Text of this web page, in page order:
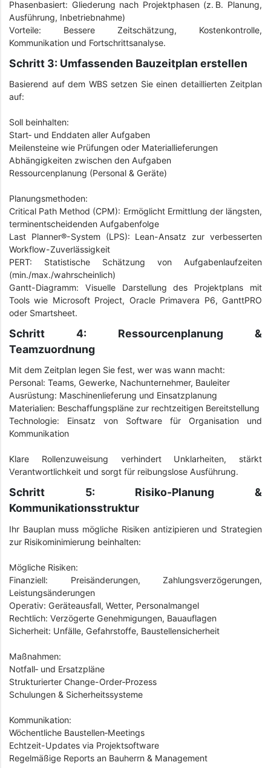
Phasenbasiert: Gliederung nach Projektphasen (z. B. Planung,
Ausführung, Inbetriebnahme)
Vorteile: Bessere Zeitschätzung, Kostenkontrolle,
Kommunikation und Fortschrittsanalyse.
Schritt 3: Umfassenden Bauzeitplan erstellen
Basierend auf dem WBS setzen Sie einen detaillierten Zeitplan
auf:
Soll beinhalten:
Start‑ und Enddaten aller Aufgaben
Meilensteine wie Prüfungen oder Materiallieferungen
Abhängigkeiten zwischen den Aufgaben
Ressourcenplanung (Personal & Geräte)
Planungsmethoden:
Critical Path Method (CPM): Ermöglicht Ermittlung der längsten,
terminentscheidenden Aufgabenfolge
Last Planner®-System (LPS): Lean-Ansatz zur verbesserten
Workflow-Zuverlässigkeit
PERT: Statistische Schätzung von Aufgabenlaufzeiten
(min./max./wahrscheinlich)
Gantt-Diagramm: Visuelle Darstellung des Projektplans mit
Tools wie Microsoft Project, Oracle Primavera P6, GanttPRO
oder Smartsheet.
Schritt 4: Ressourcenplanung &
Teamzuordnung
Mit dem Zeitplan legen Sie fest, wer was wann macht:
Personal: Teams, Gewerke, Nachunternehmer, Bauleiter
Ausrüstung: Maschinenlieferung und Einsatzplanung
Materialien: Beschaffungspläne zur rechtzeitigen Bereitstellung
Technologie: Einsatz von Software für Organisation und
Kommunikation
Klare Rollenzuweisung verhindert Unklarheiten, stärkt
Verantwortlichkeit und sorgt für reibungslose Ausführung.
Schritt 5: Risiko-Planung &
Kommunikationsstruktur
Ihr Bauplan muss mögliche Risiken antizipieren und Strategien
zur Risikominimierung beinhalten:
Mögliche Risiken:
Finanziell: Preisänderungen, Zahlungsverzögerungen,
Leistungsänderungen
Operativ: Geräteausfall, Wetter, Personalmangel
Rechtlich: Verzögerte Genehmigungen, Bauauflagen
Sicherheit: Unfälle, Gefahrstoffe, Baustellensicherheit
Maßnahmen:
Notfall‑ und Ersatzpläne
Strukturierter Change-Order‑Prozess
Schulungen & Sicherheitssysteme
Kommunikation:
Wöchentliche Baustellen‑Meetings
Echtzeit-Updates via Projektsoftware
Regelmäßige Reports an Bauherrn & Management